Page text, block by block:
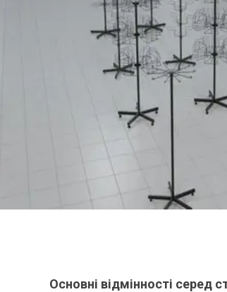
Основні відмінності серед